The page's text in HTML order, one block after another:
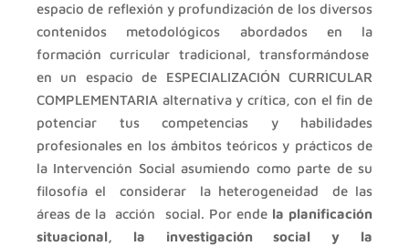
espacio de reflexión y profundización de los diversos
contenidos metodológicos abordados en la
formación curricular tradicional, transformándose
en un espacio de ESPECIALIZACIÓN CURRICULAR
COMPLEMENTARIA alternativa y crítica, con el fin de
potenciar tus competencias y habilidades
profesionales en los ámbitos teóricos y prácticos de
la Intervención Social asumiendo como parte de su
filosofía el considerar la heterogeneidad de las
áreas de la acción social. Por ende la planificación
situacional, la investigación social y la